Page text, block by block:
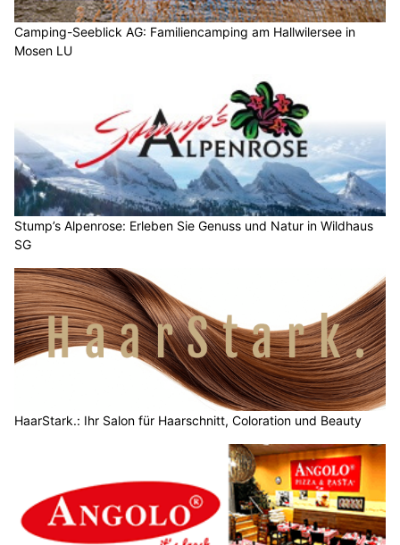
Camping-Seeblick AG: Familiencamping am Hallwilersee in
Mosen LU
Stump’s Alpenrose: Erleben Sie Genuss und Natur in Wildhaus
SG
HaarStark.: Ihr Salon für Haarschnitt, Coloration und Beauty